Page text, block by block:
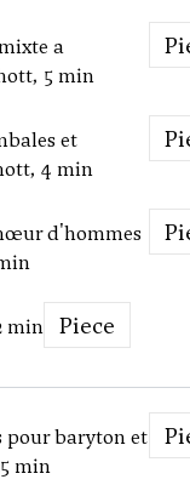
a
5 min
et
4 min
d'hommes
min
Piece
pour baryton et
min